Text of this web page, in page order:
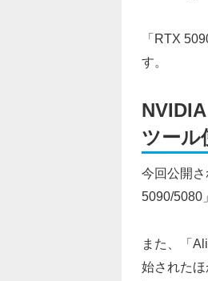
「RTX
す。
ツール
今回公開
5090/5080
また、「
始された